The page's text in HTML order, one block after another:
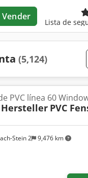
Vender
Lista de
(5,124)
Stein 2 9,476 km
PVC línea 60
PVC